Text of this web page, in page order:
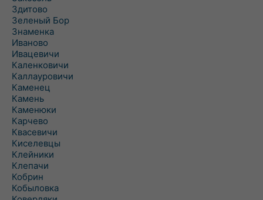
Здитово
Зеленый Бор
Знаменка
Иваново
Ивацевичи
Каленковичи
Каллауровичи
Каменец
Камень
Каменюки
Карчево
Квасевичи
Киселевцы
Клейники
Клепачи
Кобрин
Кобыловка